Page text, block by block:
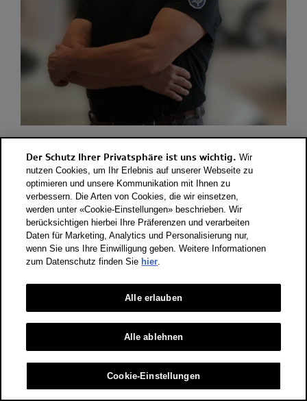
Gebäudeunterhalt & Allrounder
Sprachen: DE / SR
Der Schutz Ihrer Privatsphäre ist uns wichtig. Wir
nutzen Cookies, um Ihr Erlebnis auf unserer Webseite zu
optimieren und unsere Kommunikation mit Ihnen zu
verbessern. Die Arten von Cookies, die wir einsetzen,
werden unter «Cookie-Einstellungen» beschrieben. Wir
berücksichtigen hierbei Ihre Präferenzen und verarbeiten
Daten für Marketing, Analytics und Personalisierung nur,
wenn Sie uns Ihre Einwilligung geben. Weitere Informationen
zum Datenschutz finden Sie hier.
Cookie-Einstellungen
Alle ablehnen
Alle erlauben